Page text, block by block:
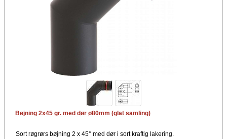
Bøjning 2x45 gr. med dør ø80mm (glat samling)
Sort røgrørs bøjning 2 x 45° med dør i sort kraftig lakering.